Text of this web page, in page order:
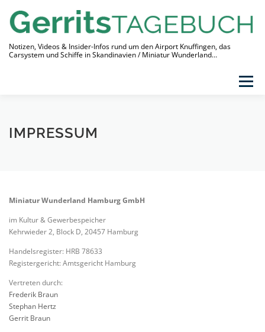
Inhalt
springen
Notizen, Videos & Insider-Infos rund um den Airport Knuffingen, das
Carsystem und Schiffe in Skandinavien / Miniatur Wunderland…
Menü
LINKS
IMPRESSUM
Miniatur Wunderland Hamburg GmbH
im Kultur & Gewerbespeicher
Kehrwieder 2, Block D, 20457 Hamburg
Handelsregister: HRB 78633
Registergericht: Amtsgericht Hamburg
Vertreten durch:
Frederik Braun
Stephan Hertz
Gerrit Braun